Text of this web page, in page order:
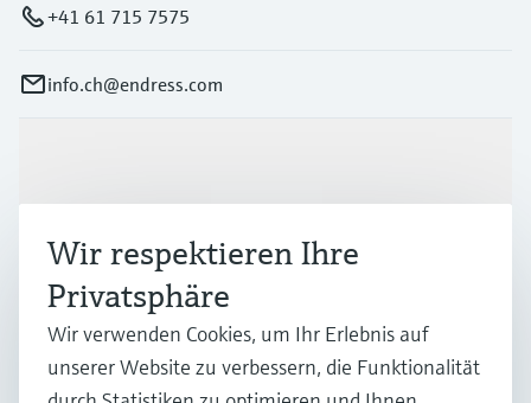
+41 61 715 7575
info.ch@endress.com
Branchen
Support
Wir respektieren Ihre
Privatsphäre
Wir verwenden Cookies, um Ihr Erlebnis auf
unserer Website zu verbessern, die Funktionalität